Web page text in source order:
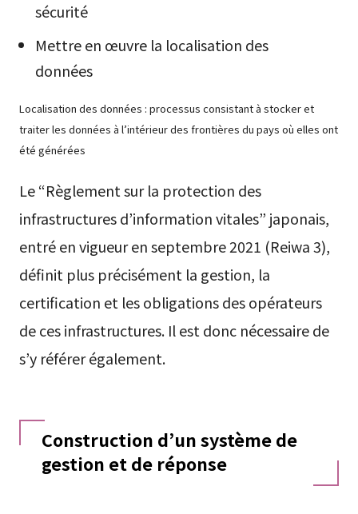
sécurité
Mettre en œuvre la localisation des
données
Localisation des données : processus consistant à stocker et
traiter les données à l’intérieur des frontières du pays où elles ont
été générées
Le “Règlement sur la protection des
infrastructures d’information vitales” japonais,
entré en vigueur en septembre 2021 (Reiwa 3),
définit plus précisément la gestion, la
certification et les obligations des opérateurs
de ces infrastructures. Il est donc nécessaire de
s’y référer également.
Construction d’un système de
gestion et de réponse